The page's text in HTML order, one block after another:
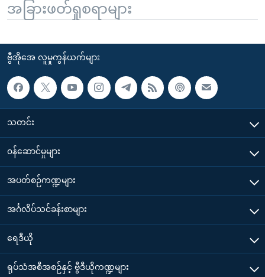
အခြားဖတ်ရှုစရာများ
ဗွီအိုအေ လူမှုကွန်ယက်များ
သတင်း
၀န်ဆောင်မှုများ
အပတ်စဉ်ကဏ္ဍများ
အင်္ဂလိပ်သင်ခန်းစာများ
ရေဒီယို
ရုပ်သံအစီအစဉ်နှင့် ဗွီဒီယိုကဏ္ဍများ